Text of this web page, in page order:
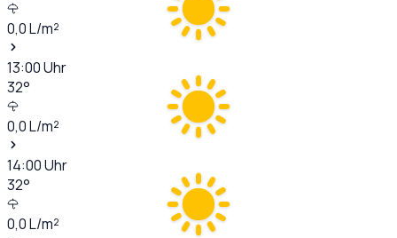
0,0L/m²
13:00Uhr
32°
0,0L/m²
14:00Uhr
32°
0,0L/m²